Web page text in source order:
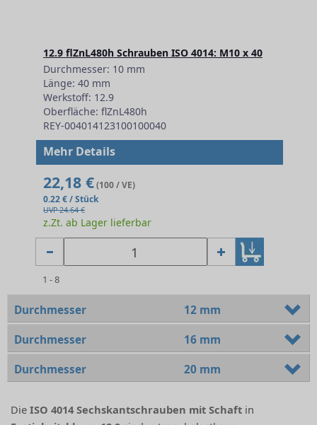
12.9 flZnL480h Schrauben ISO 4014: M10 x 40
Durchmesser: 10 mm
Länge: 40 mm
Werkstoff: 12.9
Oberfläche: flZnL480h
REY-004014123100100040
Mehr Details
22,18 €(100 / VE)
0.22 € / Stück
UVP 24.64 €
z.Zt. ab Lager lieferbar
1 - 8
Durchmesser 12 mm
Durchmesser 16 mm
Durchmesser 20 mm
DieISO 4014 Sechskantschrauben mit Schaft in